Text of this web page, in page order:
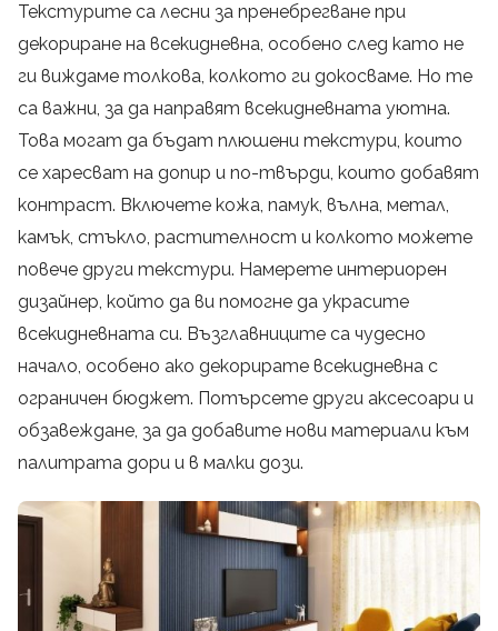
Текстурите са лесни за пренебрегване при
декориране на всекидневна, особено след като не
ги виждаме толкова, колкото ги докосваме. Но те
са важни, за да направят всекидневната уютна.
Това могат да бъдат плюшени текстури, които
се харесват на допир и по-твърди, които добавят
контраст. Включете кожа, памук, вълна, метал,
камък, стъкло, растителност и колкото можете
повече други текстури. Намерете интериорен
дизайнер, който да ви помогне да украсите
всекидневната си. Възглавниците са чудесно
начало, особено ако декорирате всекидневна с
ограничен бюджет. Потърсете други аксесоари и
обзавеждане, за да добавите нови материали към
палитрата дори и в малки дози.